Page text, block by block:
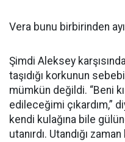
Vera bunu birbirinden
Şimdi Aleksey
taşıdığı korkunun
mümkün değildi. “Beni
edileceğimi çıkardım,”
kendi kulağına bile
utanırdı. Utandığı